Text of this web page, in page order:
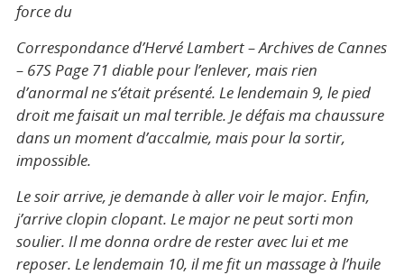
force du
Correspondance d’Hervé Lambert – Archives de Cannes
– 67S Page 71 diable pour l’enlever, mais rien
d’anormal ne s’était présenté. Le lendemain 9, le pied
droit me faisait un mal terrible. Je défais ma chaussure
dans un moment d’accalmie, mais pour la sortir,
impossible.
Le soir arrive, je demande à aller voir le major. Enfin,
j’arrive clopin clopant. Le major ne peut sorti mon
soulier. Il me donna ordre de rester avec lui et me
reposer. Le lendemain 10, il me fit un massage à l’huile